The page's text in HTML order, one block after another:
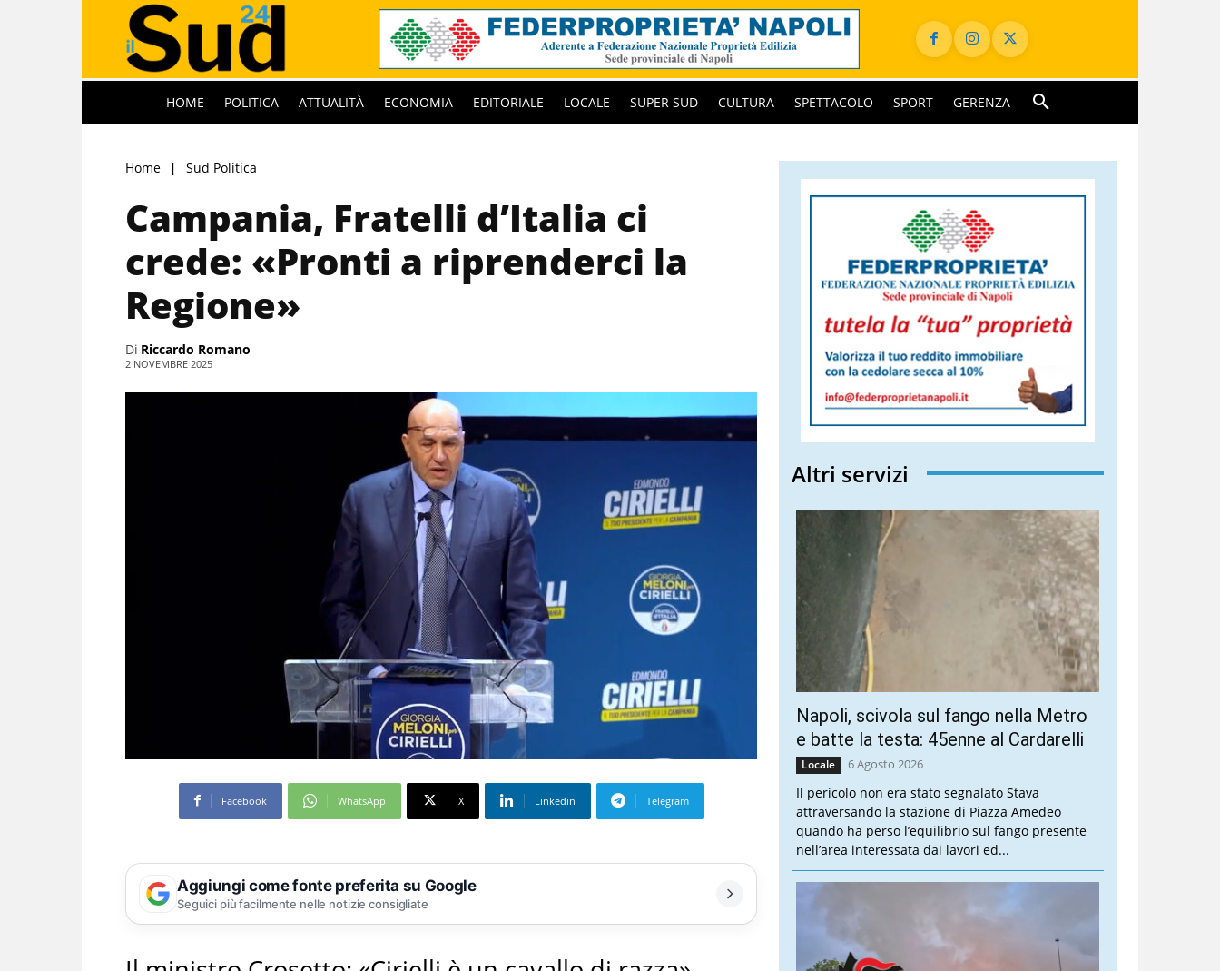
HOME POLITICA ATTUALITÀ ECONOMIA EDITORIALE LOCALE SUPER SUD CULTURA SPETTACOLO SPORT GERENZA
Home Sud Politica
Campania, Fratelli d’Italia ci
crede: «Pronti a riprenderci la
Regione»
Di Riccardo Romano
2 NOVEMBRE 2025
Facebook WhatsApp X Linkedin Telegram
Aggiungi come fonte preferita su Google
Seguici più facilmente nelle notizie consigliate
Altri servizi
Napoli, scivola sul fango nella Metro
e batte la testa: 45enne al Cardarelli
Locale 6 Agosto 2026
Il pericolo non era stato segnalato Stava
attraversando la stazione di Piazza Amedeo
quando ha perso l’equilibrio sul fango presente
nell’area interessata dai lavori ed...